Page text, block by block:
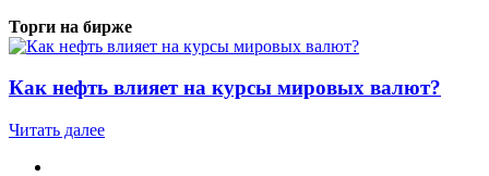
Торги на бирже
Как нефть влияет на курсы мировых валют?
Читать далее